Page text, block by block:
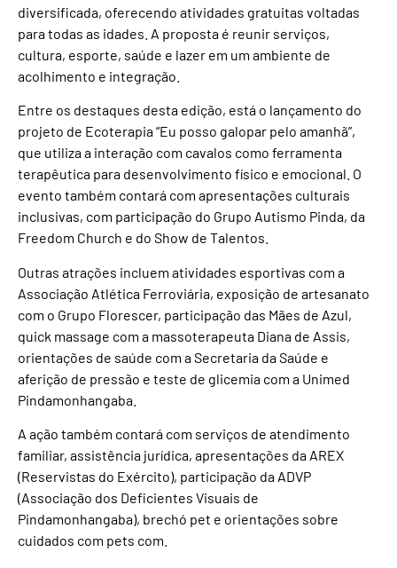
diversificada, oferecendo atividades gratuitas voltadas
para todas as idades. A proposta é reunir serviços,
cultura, esporte, saúde e lazer em um ambiente de
acolhimento e integração.
Entre os destaques desta edição, está o lançamento do
projeto de Ecoterapia “Eu posso galopar pelo amanhã”,
que utiliza a interação com cavalos como ferramenta
terapêutica para desenvolvimento físico e emocional. O
evento também contará com apresentações culturais
inclusivas, com participação do Grupo Autismo Pinda, da
Freedom Church e do Show de Talentos.
Outras atrações incluem atividades esportivas com a
Associação Atlética Ferroviária, exposição de artesanato
com o Grupo Florescer, participação das Mães de Azul,
quick massage com a massoterapeuta Diana de Assis,
orientações de saúde com a Secretaria da Saúde e
aferição de pressão e teste de glicemia com a Unimed
Pindamonhangaba.
A ação também contará com serviços de atendimento
familiar, assistência jurídica, apresentações da AREX
(Reservistas do Exército), participação da ADVP
(Associação dos Deficientes Visuais de
Pindamonhangaba), brechó pet e orientações sobre
cuidados com pets com.